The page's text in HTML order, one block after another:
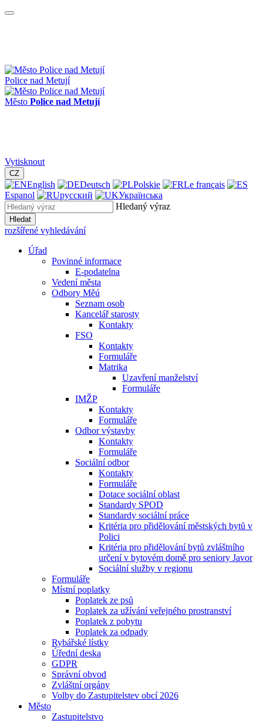
Police nad Metují
Město Police nad Metují
Vytisknout
CZ
English Deutsch Polskie
Le français
Espanol
русский
Українська
Hledaný výraz
Hledat
rozšířené vyhledávání
Úřad
Povinné informace
E-podatelna
Vedení města
Odbory Měú
Seznam osob
Kancelář starosty
Kontakty
FSO
Kontakty
Formuláře
Matrika
Uzavření manželství
Formuláře
IMŽP
Kontakty
Formuláře
Odbor výstavby
Kontakty
Formuláře
Sociální odbor
Kontakty
Formuláře
Dotace sociální oblast
Standardy SPOD
Standardy sociální práce
Kritéria pro přidělování městských bytů v
Polici
Kritéria pro přidělování bytů zvláštního
určení v bytovém domě pro seniory Javor
Sociální služby v regionu
Formuláře
Místní poplatky
Poplatek ze psů
Poplatek za užívání veřejného prostranství
Poplatek z pobytu
Poplatek za odpady
Rybářské lístky
Úřední deska
GDPR
Správní obvod
Zvláštní orgány
Volby do Zastupitelstev obcí 2026
Město
Zastupitelstvo